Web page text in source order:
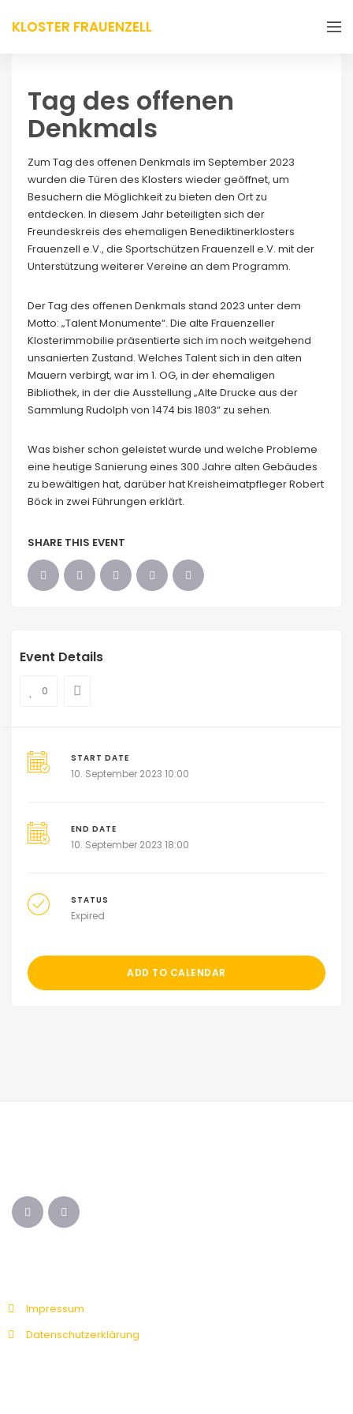
KLOSTER FRAUENZELL
Tag des offenen
Denkmals
Zum Tag des offenen Denkmals im September 2023
wurden die Türen des Klosters wieder geöffnet, um
Besuchern die Möglichkeit zu bieten den Ort zu
entdecken. In diesem Jahr beteiligten sich der
Freundeskreis des ehemaligen Benediktinerklosters
Frauenzell e.V., die Sportschützen Frauenzell e.V. mit der
Unterstützung weiterer Vereine an dem Programm.
Der Tag des offenen Denkmals stand 2023 unter dem
Motto: „Talent Monumente“. Die alte Frauenzeller
Klosterimmobilie präsentierte sich im noch weitgehend
unsanierten Zustand. Welches Talent sich in den alten
Mauern verbirgt, war im 1. OG, in der ehemaligen
Bibliothek, in der die Ausstellung „Alte Drucke aus der
Sammlung Rudolph von 1474 bis 1803“ zu sehen.
Was bisher schon geleistet wurde und welche Probleme
eine heutige Sanierung eines 300 Jahre alten Gebäudes
zu bewältigen hat, darüber hat Kreisheimatpfleger Robert
Böck in zwei Führungen erklärt.
SHARE THIS EVENT
Event Details
0
START DATE
10. September 2023 10:00
END DATE
10. September 2023 18:00
STATUS
Expired
ADD TO CALENDAR
Impressum
Datenschutzerklärung